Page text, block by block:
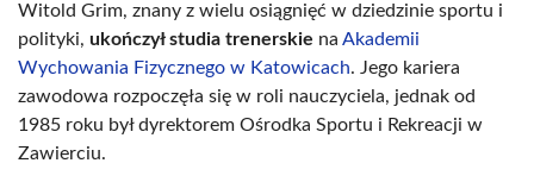
Witold Grim, znany z wielu osiągnięć w dziedzinie sportu i
polityki, ukończył studia trenerskie na Akademii
Wychowania Fizycznego w Katowicach. Jego kariera
zawodowa rozpoczęła się w roli nauczyciela, jednak od
1985 roku był dyrektorem Ośrodka Sportu i Rekreacji w
Zawierciu.